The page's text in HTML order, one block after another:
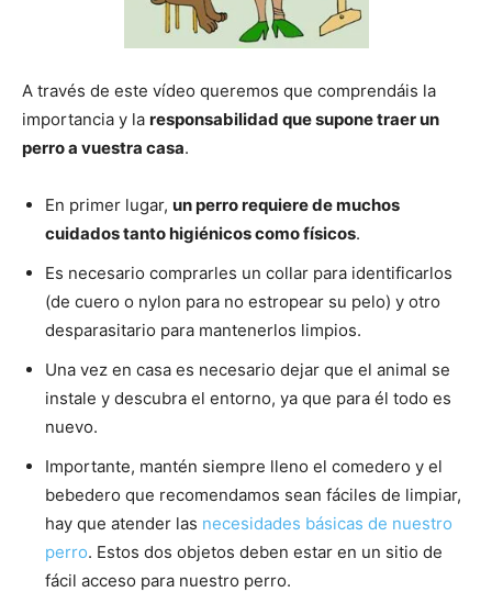
de
Perros
Cachorros
A través de este vídeo queremos que comprendáis la
importancia y la responsabilidad que supone traer un
perro a vuestra casa.
En primer lugar, un perro requiere de muchos
cuidados tanto higiénicos como físicos.
Es necesario comprarles un collar para identificarlos
(de cuero o nylon para no estropear su pelo) y otro
desparasitario para mantenerlos limpios.
Una vez en casa es necesario dejar que el animal se
instale y descubra el entorno, ya que para él todo es
nuevo.
Importante, mantén siempre lleno el comedero y el
bebedero que recomendamos sean fáciles de limpiar,
hay que atender las necesidades básicas de nuestro
perro. Estos dos objetos deben estar en un sitio de
fácil acceso para nuestro perro.